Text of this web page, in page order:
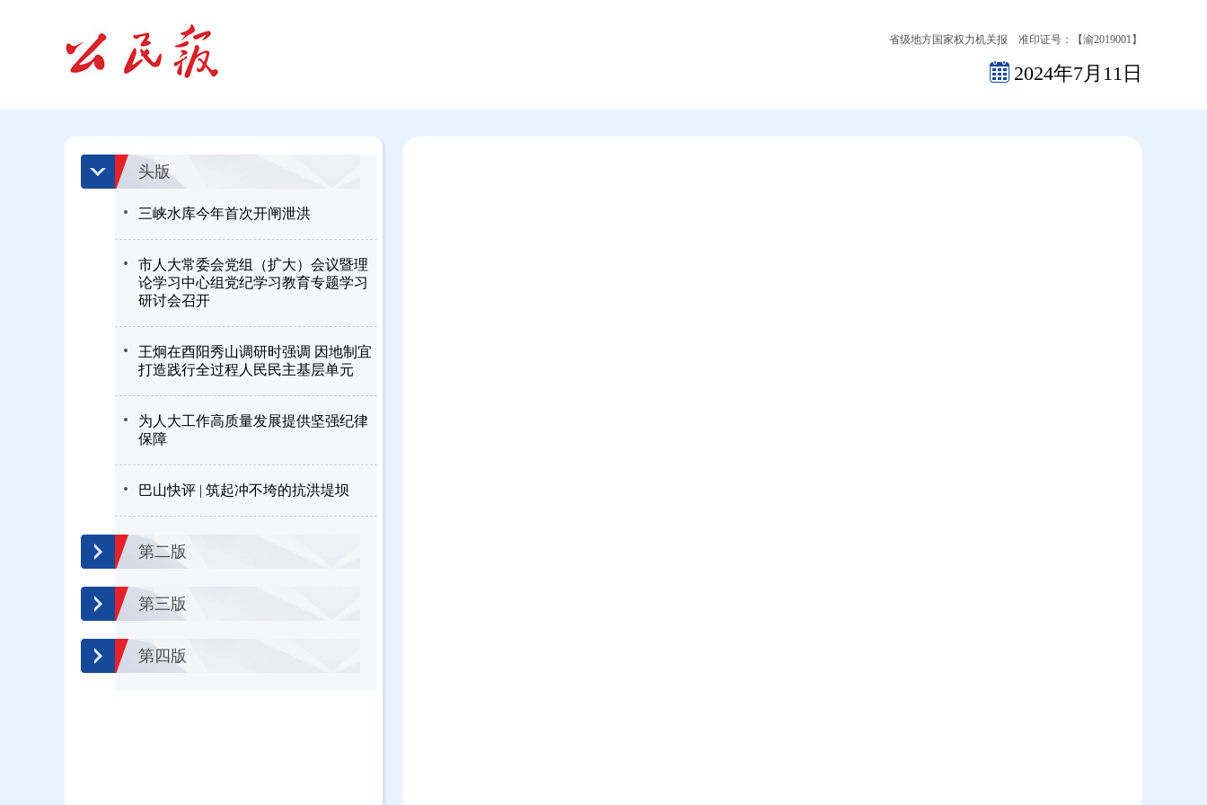
省级地方国家权力机关报 准印证号：【渝2019001】
2024年7月11日
头版
三峡水库今年首次开闸泄洪
市人大常委会党组（扩大）会议暨理
论学习中心组党纪学习教育专题学习
研讨会召开
王炯在酉阳秀山调研时强调 因地制宜
打造践行全过程人民民主基层单元
为人大工作高质量发展提供坚强纪律
保障
巴山快评 | 筑起冲不垮的抗洪堤坝
第二版
第三版
第四版